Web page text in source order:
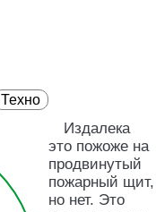
Техно
Издалека
это пожоже на
продвинутый
пожарный щит,
но нет. Это